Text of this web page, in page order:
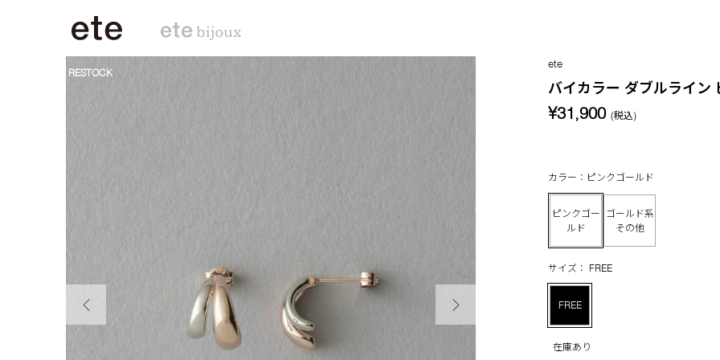
RESTOCK
ete
バイカラー ダブルライン
¥31,900 (税込)
カラー：ピンクゴールド
ピンクゴー
ルド
ゴールド系
その他
サイズ： FREE
FREE
在庫あり